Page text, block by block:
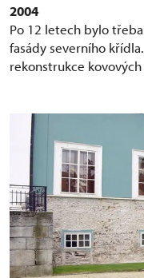
2004
Po 12 letech bylo
fasády severního
rekonstrukce